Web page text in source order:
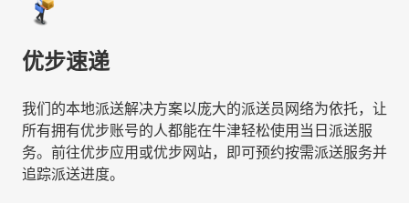
优步速递
我们的本地派送解决方案以庞大的派送员网络为依托，让
所有拥有优步账号的人都能在牛津轻松使用当日派送服
务。前往优步应用或优步网站，即可预约按需派送服务并
追踪派送进度。